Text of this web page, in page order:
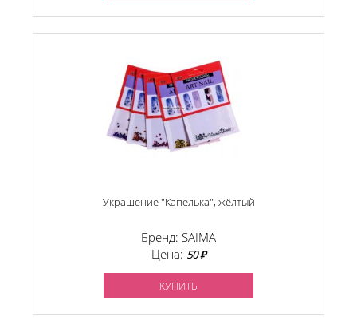
Украшение "Капелька", жёлтый
Бренд: SAIMA
Цена: 50 ₽
КУПИТЬ